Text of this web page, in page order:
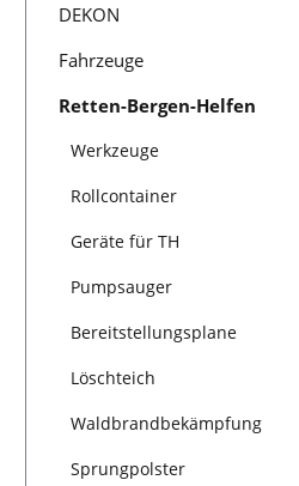
DEKON
Fahrzeuge
Retten-Bergen-Helfen
Werkzeuge
Rollcontainer
Geräte für TH
Pumpsauger
Bereitstellungsplane
Löschteich
Waldbrandbekämpfung
Sprungpolster